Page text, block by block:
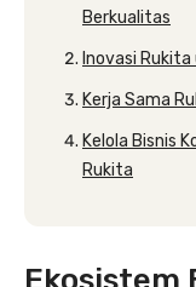
Berkualitas
Inovasi
Kerja Sama
Kelola Bisnis
Rukita